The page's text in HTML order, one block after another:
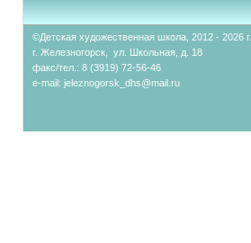
©Детская художественная школа, 2012 - 2026 г.
г. Железногорск, ул. Школьная, д. 18
факс/тел.: 8 (3919) 72-56-46
e-mail: jeleznogorsk_dhs@mail.ru